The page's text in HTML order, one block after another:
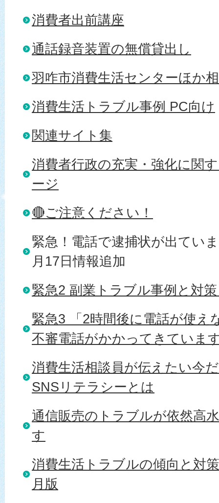
消費者出前講座
通話録音装置の無償貸出し
羽咋市消費生活センターほか
消費生活トラブル事例 PC向け
関連サイト集
消費者行政の充実・強化に関
ージ
🔴ご注意ください！
緊急！電話で逮捕状が出てい
月17日情報追加
緊急2 副業トラブル事例と対
緊急3 「2時間後に電話が使え
不審電話がかかってきていま
消費生活相談員が伝えたい今
SNSリテラシーとは
通信販売のトラブルが依然高
す
消費生活トラブルの傾向と対
月版